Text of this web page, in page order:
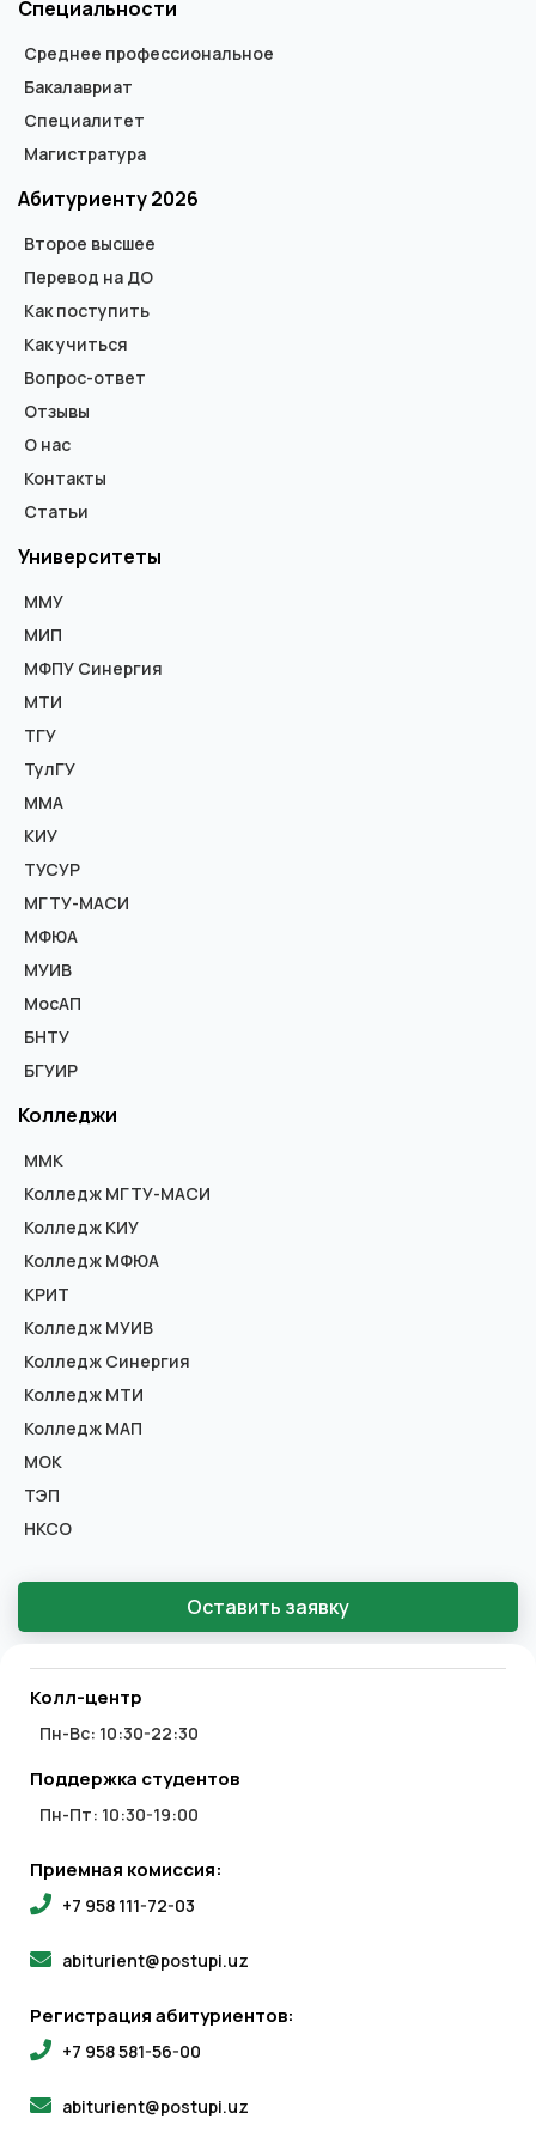
Специальности
Среднее профессиональное
Бакалавриат
Специалитет
Магистратура
Абитуриенту 2026
Второе высшее
Перевод на ДО
Как поступить
Как учиться
Вопрос-ответ
Отзывы
О нас
Контакты
Статьи
Университеты
ММУ
МИП
МФПУ Синергия
МТИ
ТГУ
ТулГУ
ММА
КИУ
ТУСУР
МГТУ-МАСИ
МФЮА
МУИВ
МосАП
БНТУ
БГУИР
Колледжи
ММК
Колледж МГТУ-МАСИ
Колледж КИУ
Колледж МФЮА
КРИТ
Колледж МУИВ
Колледж Синергия
Колледж МТИ
Колледж МАП
МОК
ТЭП
НКСО
Оставить заявку
Колл-центр
Пн-Вс: 10:30-22:30
Поддержка студентов
Пн-Пт: 10:30-19:00
Приемная комиссия:
+7 958 111-72-03
abiturient@postupi.uz
Регистрация абитуриентов:
+7 958 581-56-00
abiturient@postupi.uz